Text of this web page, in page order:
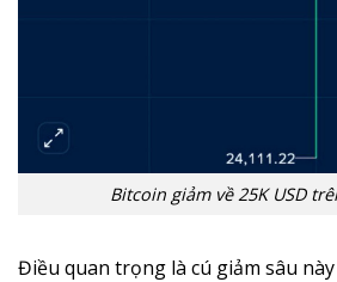
Bitcoin giảm về 25K USD
Điều quan trọng là cú giảm sâu